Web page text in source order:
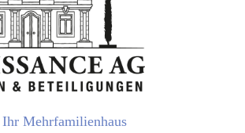
Mehrfamilienhaus